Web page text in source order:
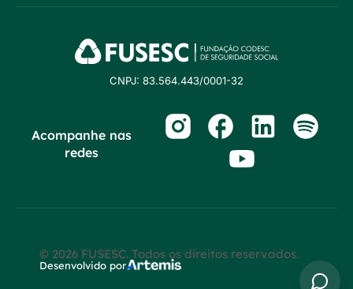
CNPJ: 83.564.443/0001-32
Acompanhe nas
redes
© 2026 FUSESC. Todos os direitos reservados.
Desenvolvido por